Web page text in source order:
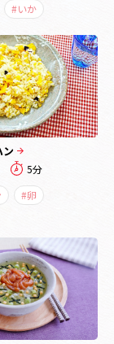
#いか
ン
5分
#卵